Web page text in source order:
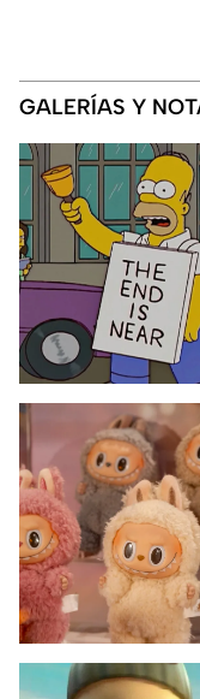
GALERÍAS Y